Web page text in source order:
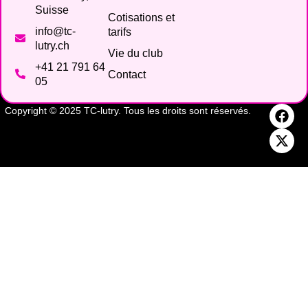
Suisse
info@tc-
lutry.ch
+41 21 791 64
05
Cotisations et
tarifs
Vie du club
Contact
Copyright © 2025 TC-lutry. Tous les droits sont réservés.